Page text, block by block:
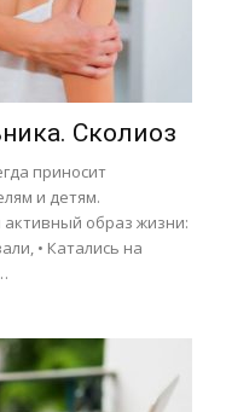
Сколиоз
приносит
и детям.
образ жизни:
• Катались на